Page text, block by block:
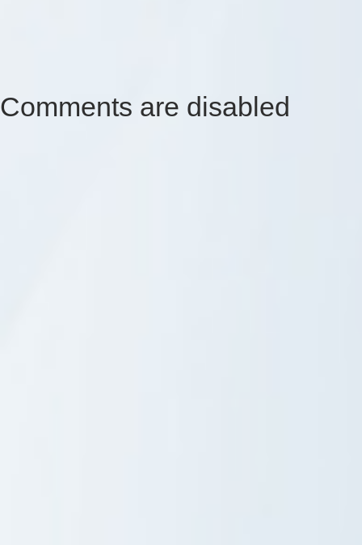
Comments are disabled